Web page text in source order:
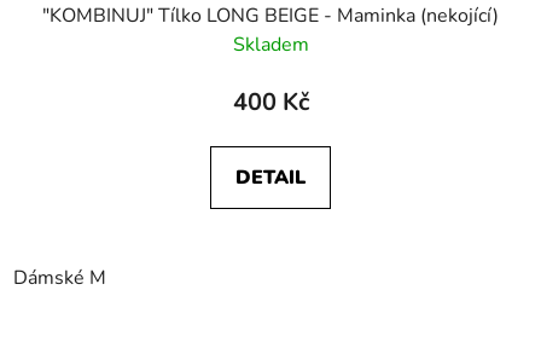
"KOMBINUJ" Tílko LONG BEIGE - Maminka (nekojící)
Skladem
400 Kč
DETAIL
Dámské M